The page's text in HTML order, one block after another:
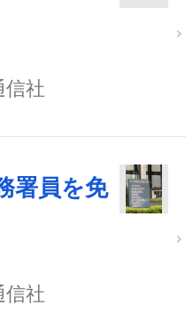
信社
署員を免
信社